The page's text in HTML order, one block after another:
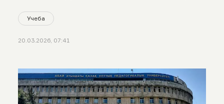
Учеба
20.03.2026, 07:41